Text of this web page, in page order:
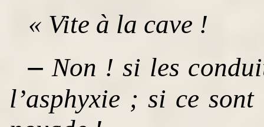
« Vite à la cave !
– Non ! si les
l’asphyxie ; si ce